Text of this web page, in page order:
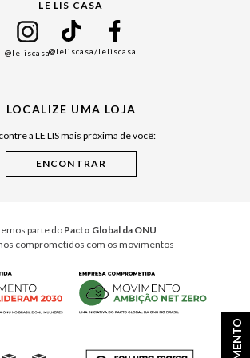
LE LIS CASA
@leliscasa@leliscasa/leliscasa
LOCALIZE UMA LOJA
a LE LIS mais próxima de você:
parte do Pacto Global da ONU
comprometidos com os movimentos